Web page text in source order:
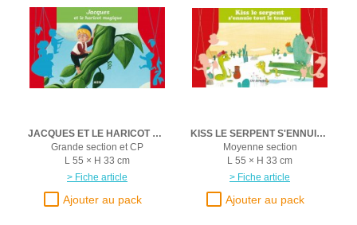
JACQUES ET LE HARICOT MAGIQUE
Grande section et CP
L 55 × H 33 cm
> Fiche article
KISS LE SERPENT S'ENNUIE TOUT LE TEMPS
Moyenne section
L 55 × H 33 cm
> Fiche article